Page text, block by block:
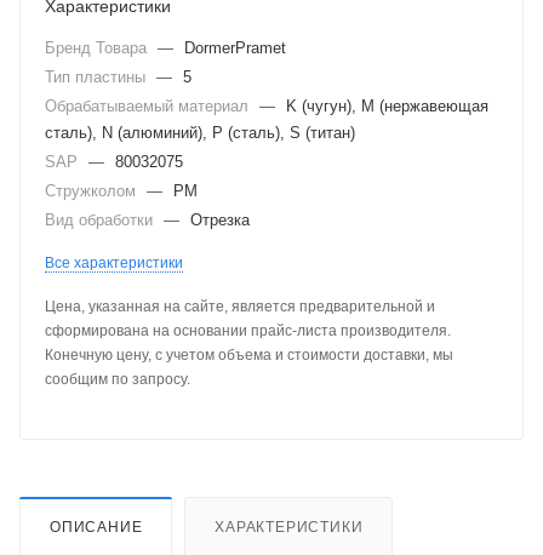
Характеристики
Бренд Товара —
DormerPramet
Тип пластины — 5
Обрабатываемый материал
—
K (чугун), M (нержавеющая
сталь), N (алюминий), P (сталь), S (титан)
SAP
— 80032075
Стружколом
—
PM
Вид обработки — Отрезка
Все характеристики
Цена, указанная на сайте, является предварительной и
сформирована на основании прайс-листа производителя.
Конечную цену, с учетом объема и стоимости доставки, мы
сообщим по запросу.
ОПИСАНИЕ ХАРАКТЕРИСТИКИ